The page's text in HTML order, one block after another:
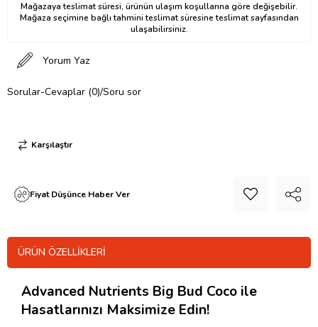
Mağazaya teslimat süresi, ürünün ulaşım koşullarına göre değişebilir.
Mağaza seçimine bağlı tahmini teslimat süresine teslimat sayfasından
ulaşabilirsiniz.
Yorum Yaz
Sorular-Cevaplar (0)/Soru sor
Karşılaştır
Fiyat Düşünce Haber Ver
ÜRÜN ÖZELLIKLERI
Advanced Nutrients Big Bud Coco ile
Hasatlarınızı Maksimize Edin!